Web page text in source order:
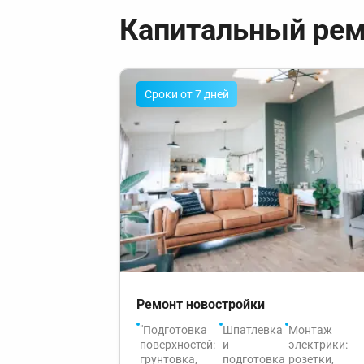
Капитальный
Cроки от 7 дней
Ремонт новостройки
"Подготовка
поверхностей:
грунтовка,
Шпатлевка
и
подготовка
Монтаж
электрики:
розетки,